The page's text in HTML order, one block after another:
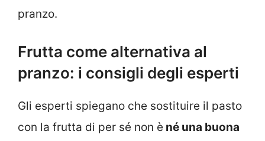
pranzo.
Frutta come alternativa al
pranzo: i consigli degli esperti
Gli esperti spiegano che sostituire il pasto
con la frutta di per sé non è né una buona